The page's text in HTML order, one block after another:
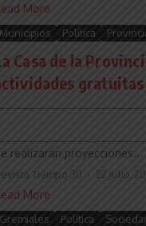
More
Municipios Política
Casa de la
gratuitas
realizarán proyecciones...
Tiempo 30 22 julio,
More
Gremiales Política